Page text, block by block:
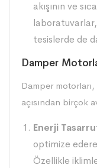
akışının ve
tesislerde de
Damper
Damper
açısından birçok
Enerji
optimize
Özellikle